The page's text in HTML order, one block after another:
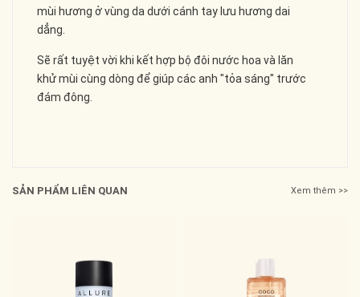
mùi hương ở vùng da dưới cánh tay lưu hương dai
dẳng.
Sẽ rất tuyệt vời khi kết hợp bộ đôi nước hoa và lăn
khử mùi cùng dòng để giúp các anh "tỏa sáng" trước
đám đông.
SẢN PHẨM LIÊN QUAN Xem thêm >>